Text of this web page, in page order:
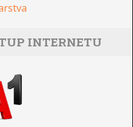
INTERNETU